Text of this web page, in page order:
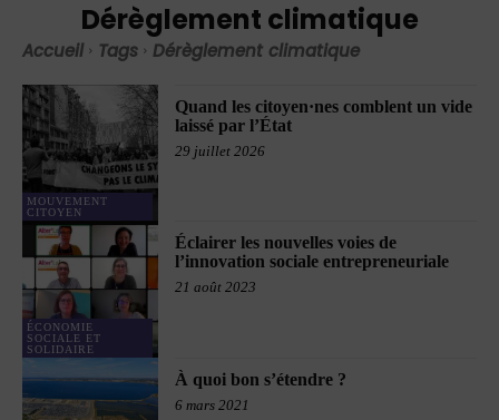
Dérèglement climatique
Accueil Tags Dérèglement climatique
MOUVEMENT
CITOYEN
Quand les citoyen·nes comblent un vide
laissé par l’État
29 juillet 2026
ÉCONOMIE
SOCIALE ET
SOLIDAIRE
Éclairer les nouvelles voies de
l’innovation sociale entrepreneuriale
21 août 2023
À quoi bon s’étendre ?
6 mars 2021